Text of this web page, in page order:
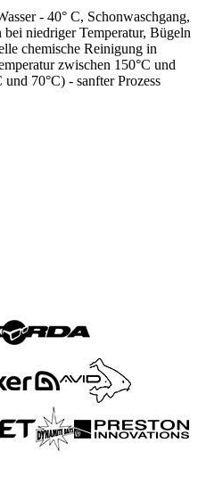
- 40° C, Schonwaschgang,
niedriger Temperatur, Bügeln
chemische Reinigung in
zwischen 150°C und
70°C) - sanfter Prozess